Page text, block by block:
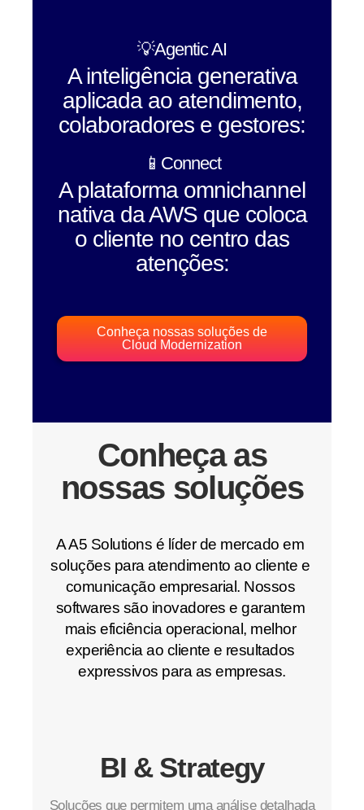
💡Agentic AI
A inteligência generativa
aplicada ao atendimento,
colaboradores e gestores:
📱Connect
A plataforma omnichannel
nativa da AWS que coloca
o cliente no centro das
atenções:
Conheça nossas soluções de
Cloud Modernization
Conheça as
nossas soluções
A A5 Solutions é líder de mercado em
soluções para atendimento ao cliente e
comunicação empresarial. Nossos
softwares são inovadores e garantem
mais eficiência operacional, melhor
experiência ao cliente e resultados
expressivos para as empresas.
BI & Strategy
Soluções que permitem uma análise detalhada